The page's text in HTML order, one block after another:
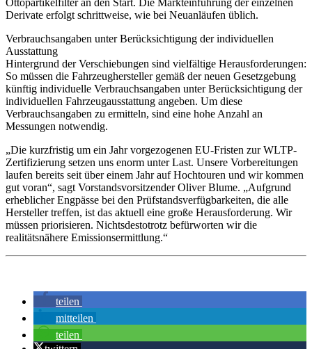
Derivate erfolgt schrittweise, wie bei Neuanläufen üblich.
Verbrauchsangaben unter Berücksichtigung der individuellen
Ausstattung
Hintergrund der Verschiebungen sind vielfältige Herausforderungen:
So müssen die Fahrzeughersteller gemäß der neuen Gesetzgebung
künftig individuelle Verbrauchsangaben unter Berücksichtigung der
individuellen Fahrzeugausstattung angeben. Um diese
Verbrauchsangaben zu ermitteln, sind eine hohe Anzahl an
Messungen notwendig.
„Die kurzfristig um ein Jahr vorgezogenen EU-Fristen zur WLTP-
Zertifizierung setzen uns enorm unter Last. Unsere Vorbereitungen
laufen bereits seit über einem Jahr auf Hochtouren und wir kommen
gut voran“, sagt Vorstandsvorsitzender Oliver Blume. „Aufgrund
erheblicher Engpässe bei den Prüfstandsverfügbarkeiten, die alle
Hersteller treffen, ist das aktuell eine große Herausforderung. Wir
müssen priorisieren. Nichtsdestotrotz befürworten wir die
realitätsnähere Emissionsermittlung.“
teilen
mitteilen
teilen